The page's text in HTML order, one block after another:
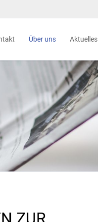
einreichen
Rehabilitation
Über uns
Aufgaben und Ziele
Organisation
Zahlen und Fakten
Presse
Aktuelles
Erfolgsgeschichten
Karriere
Aktuelles